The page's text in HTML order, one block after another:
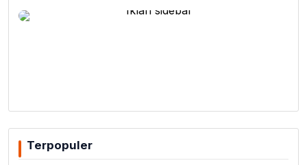
Terpopuler